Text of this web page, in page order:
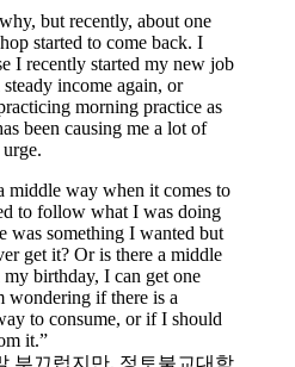
but recently, about one
started to come back. I
I recently started my new job
income again, or
morning practice as
been causing me a lot of
middle way when it comes to
to follow what I was doing
was something I wanted but
get it? Or is there a middle
birthday, I can get one
wondering if there is a
to consume, or if I should
it.”